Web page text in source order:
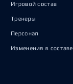
Игровой состав
Тренеры
Персонал
Изменения в составе